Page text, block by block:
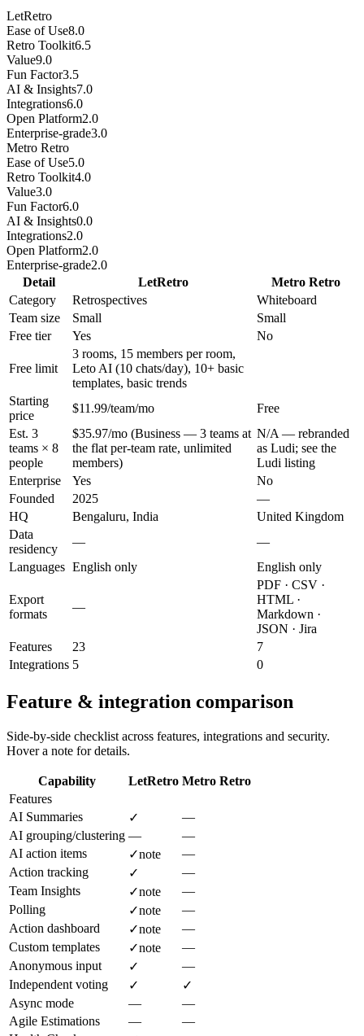
LetRetro
Ease of Use8.0
Retro Toolkit6.5
Value9.0
Fun Factor3.5
AI & Insights7.0
Integrations6.0
Open Platform2.0
Enterprise-grade3.0
Metro Retro
Ease of Use5.0
Retro Toolkit4.0
Value3.0
Fun Factor6.0
AI & Insights0.0
Integrations2.0
Open Platform2.0
Enterprise-grade2.0
Detail
LetRetro
Metro Retro
Category
Retrospectives
Whiteboard
Team size
Small
Small
Free tier
Yes No
Free limit
3 rooms, 15 members per room,
Leto AI (10 chats/day), 10+ basic
templates, basic trends
Starting
price
$11.99/team/mo
Free
Est. 3
teams × 8
people
$35.97/mo (Business — 3 teams at
the flat per-team rate, unlimited
members)
N/A — rebranded
as Ludi; see the
Ludi listing
Enterprise
Yes
No
Founded
2025
—
HQ
Bengaluru, India
United Kingdom
Data
residency
—
—
Languages English only English only
Export
formats
—
PDF · CSV ·
HTML ·
Markdown ·
JSON · Jira
Features
23
7
Integrations 5 0
Feature & integration comparison
Side-by-side checklist across features, integrations and security.
Hover a note for details.
Capability LetRetro Metro Retro
Features
AI Summaries
✓
—
AI grouping/clustering —
—
AI action items
✓note
—
Action tracking
✓
—
Team Insights
✓note
—
Polling
✓note
—
Action dashboard
✓note
—
Custom templates
✓note
—
Anonymous input
✓
—
Independent voting
✓
✓
Async mode
—
—
Agile Estimations
—
—